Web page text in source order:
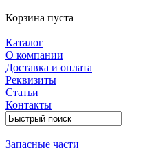
Корзина пуста
Каталог
О компании
Доставка и оплата
Реквизиты
Статьи
Контакты
Запасные части